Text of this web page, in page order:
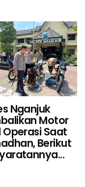
Nganjuk
Motor
Operasi Saat
Berikut